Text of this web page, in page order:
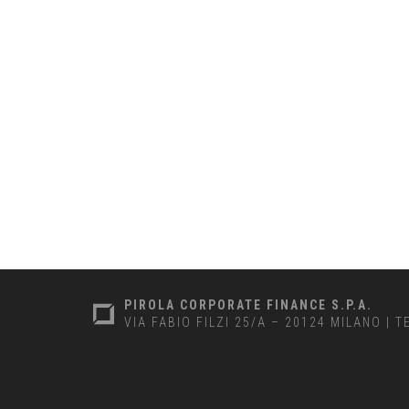
PIROLA CORPORATE FINANCE S.P.A.
VIA FABIO FILZI 25/A – 20124 MILANO